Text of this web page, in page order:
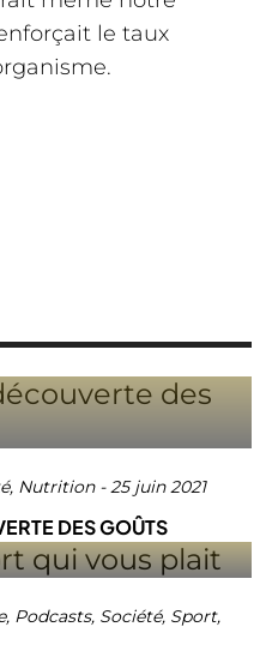
le taux
, Nutrition-25 juin 2021
DES GOÛTS
, Podcasts, Société, Sport,